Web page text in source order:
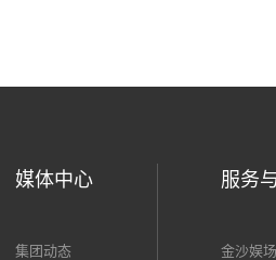
媒体中心
集团动态
服务
金沙娱